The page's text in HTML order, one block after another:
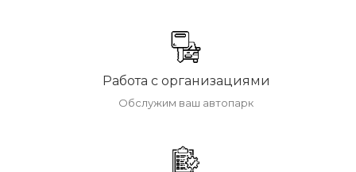
Работа с организациями
Обслужим ваш автопарк